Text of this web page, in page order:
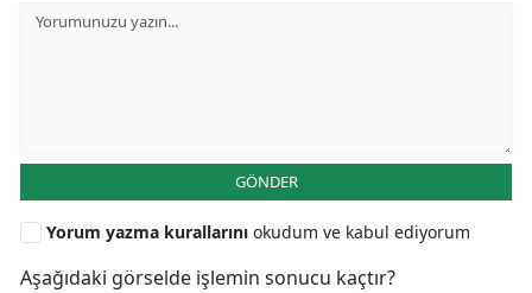
GÖNDER
Yorum yazma kurallarını okudum ve kabul ediyorum
Aşağıdaki görselde işlemin sonucu kaçtır?